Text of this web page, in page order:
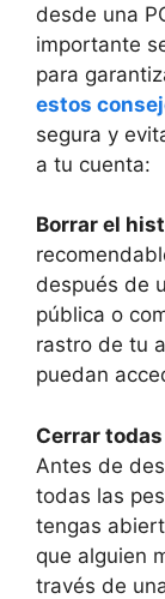
desde una
‌importante
para
estos
segura y
a tu cuenta:
Borrar el
después​ de
pública o
rastro de tu
puedan
Cerrar
Antes ⁢de
todas las
tengas
que alguien
través ​de